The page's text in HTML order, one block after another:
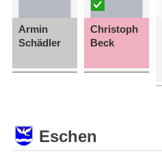
Armin
Schädler
Christoph
Beck
Eschen